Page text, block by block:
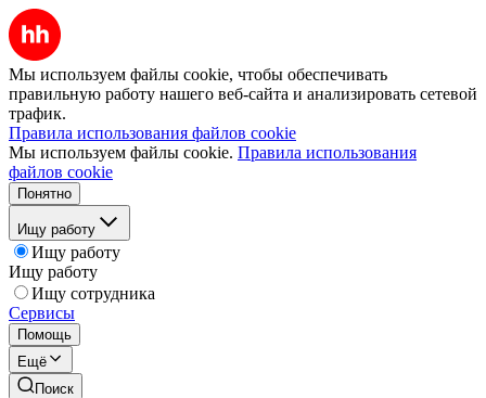
Мы используем файлы cookie, чтобы обеспечивать
правильную работу нашего веб-сайта и анализировать сетевой
трафик.
Правила использования файлов cookie
Мы используем файлы cookie. Правила использования
файлов cookie
Понятно
Ищу работу
Ищу работу
Ищу работу
Ищу сотрудника
Сервисы
Помощь
Ещё
Поиск